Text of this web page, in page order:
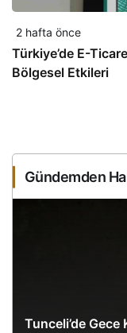
2 hafta önce
Türkiye’de E-
Bölgesel Etkileri
Gündemden
Tunceli’de Gece